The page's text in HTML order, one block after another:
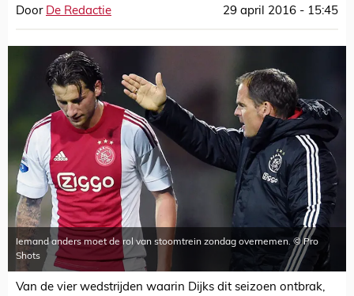
Door De Redactie 29 april 2016 - 15:45
Iemand anders moet de rol van stoomtrein zondag overnemen. © Pro
Shots
Van de vier wedstrijden waarin Dijks dit seizoen ontbrak,